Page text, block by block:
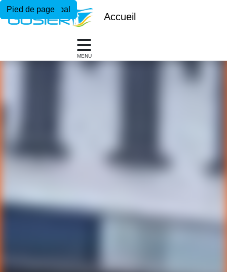
Menu principal
Contenu principal
Pied de page
Accueil
MENU